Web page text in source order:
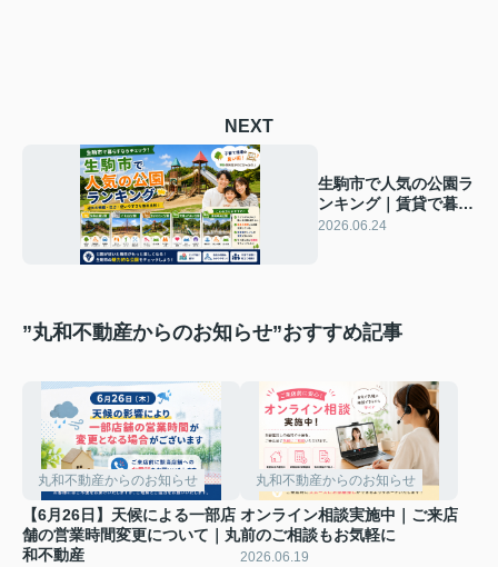
NEXT
生駒市で人気の公園ラ
ンキング｜賃貸で暮ら
す前に知りたい遊具・
2026.06.24
”丸和不動産からのお知らせ”おすすめ記事
丸和不動産からのお知らせ
【6月26日】天候による一部店
舗の営業時間変更について｜丸
和不動産
丸和不動産からのお知らせ
オンライン相談実施中｜ご来店
前のご相談もお気軽に
2026.06.19